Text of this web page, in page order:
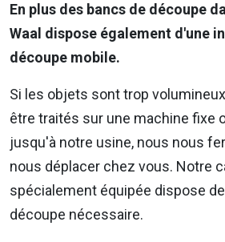
En plus des bancs de découpe
Waal dispose également d'une
découpe mobile.
Si les objets sont trop
être traités sur une machine fixe
jusqu'à notre usine, nous nous
nous déplacer chez vous. Notre
spécialement équipée dispose
découpe nécessaire.